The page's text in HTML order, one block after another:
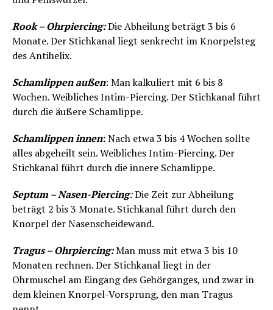
Rook – Ohrpiercing:Die Abheilung beträgt 3 bis 6
Monate. Der Stichkanal liegt senkrecht im Knorpelsteg
des Antihelix.
Schamlippen außen: Man kalkuliert mit 6 bis 8
Wochen. Weibliches Intim-Piercing. Der Stichkanal führt
durch die äußere Schamlippe.
Schamlippen innen:Nach etwa 3 bis 4 Wochen sollte
alles abgeheilt sein. Weibliches Intim-Piercing. Der
Stichkanal führt durch die innere Schamlippe.
Septum – Nasen-Piercing:Die Zeit zur Abheilung
beträgt 2 bis 3 Monate. Stichkanal führt durch den
Knorpel der Nasenscheidewand.
Tragus – Ohrpiercing:Man muss mit etwa 3 bis 10
Monaten rechnen. Der Stichkanal liegt in der
Ohrmuschel am Eingang des Gehörganges, und zwar in
dem kleinen Knorpel-Vorsprung, den man Tragus